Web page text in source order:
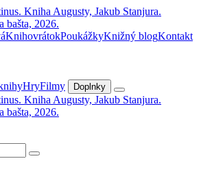
KnihovrátokPoukážkyKnižný blogKontakt
HryFilmy Doplnky